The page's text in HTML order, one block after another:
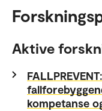
Aktive
kompetanse